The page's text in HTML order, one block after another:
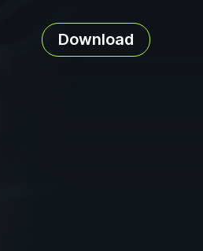
Download